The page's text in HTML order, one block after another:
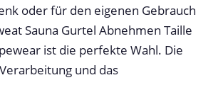
oder für den eigenen Gebrauch
Sauna Gurtel Abnehmen Taille
ist die perfekte Wahl. Die
und das